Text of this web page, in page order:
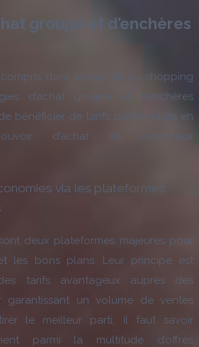
groupé et d’enchères
compris dans le monde du shopping
d’achat groupé et d’enchères
bénéficier de tarifs préférentiels en
d’achat de nombreux
via les plateformes
deux plateformes majeures pour
les bons plans. Leur principe est
tarifs avantageux auprès des
garantissant un volume de ventes
le meilleur parti, il faut savoir
parmi la multitude d’offres